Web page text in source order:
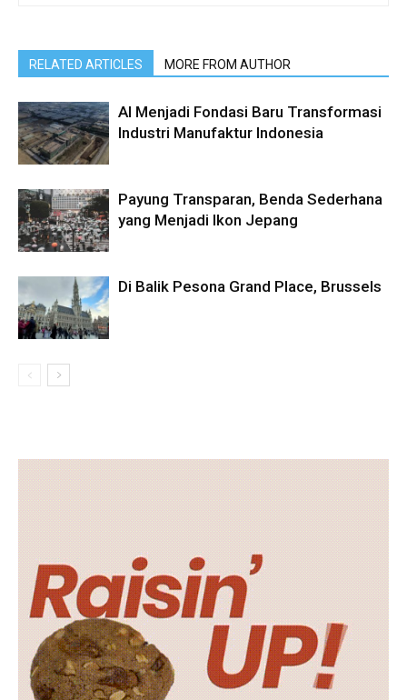
RELATED ARTICLES MORE FROM AUTHOR
AI Menjadi Fondasi Baru Transformasi
Industri Manufaktur Indonesia
Payung Transparan, Benda Sederhana
yang Menjadi Ikon Jepang
Di Balik Pesona Grand Place, Brussels